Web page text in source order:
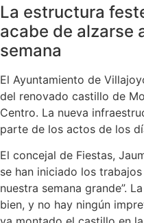
La estructura
acabe de alzarse
semana
El Ayuntamiento de
del renovado castillo de
Centro. La nueva
parte de los actos de los
El concejal de Fiestas,
se han iniciado los
nuestra semana grande”.
bien, y no hay ningún